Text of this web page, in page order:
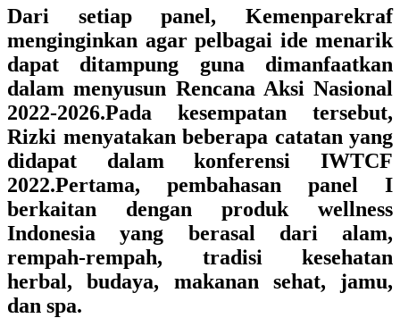
Dari setiap panel, Kemenparekraf
menginginkan agar pelbagai ide menarik
dapat ditampung guna dimanfaatkan
dalam menyusun Rencana Aksi Nasional
2022-2026.Pada kesempatan tersebut,
Rizki menyatakan beberapa catatan yang
didapat dalam konferensi IWTCF
2022.Pertama, pembahasan panel I
berkaitan dengan produk wellness
Indonesia yang berasal dari alam,
rempah-rempah, tradisi kesehatan
herbal, budaya, makanan sehat, jamu,
dan spa.